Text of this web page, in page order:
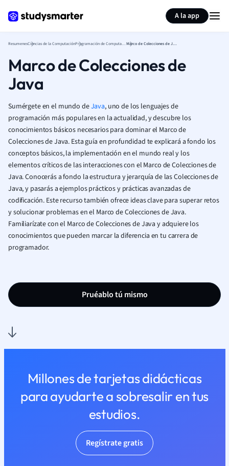
A la app
ResumenesCiencias de la Computación Programación de Computadoras Marco de Colecciones de Java
Marco de Colecciones de
Java
Sumérgete en el mundo deJava, uno de los lenguajes de
programación más populares en la actualidad, y descubre los
conocimientos básicos necesarios para dominar el Marco de
Colecciones de Java. Esta guía en profundidad te explicará a fondo los
conceptos básicos, la implementación en el mundo real y los
elementos críticos de las interacciones con el Marco de Colecciones de
Java. Conocerás a fondo la estructura y jerarquía de las Colecciones de
Java, y pasarás a ejemplos prácticos y prácticas avanzadas de
codificación. Este recurso también ofrece ideas clave para superar retos
y solucionar problemas en el Marco de Colecciones de Java.
Familiarízate con el Marco de Colecciones de Java y adquiere los
conocimientos que pueden marcar la diferencia en tu carrera de
programador.
Pruéablo tú mismo
Millones de tarjetas didácticas
para ayudarte a sobresalir en tus
estudios.
Regístrate gratis
Resumir página